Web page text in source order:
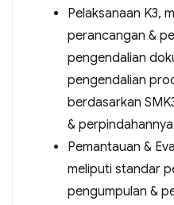
Pelaksanaan K3,
perancangan &
pengendalian
pengendalian
berdasarkan
& perpindahannya
Pemantauan &
meliputi standar
pengumpulan &